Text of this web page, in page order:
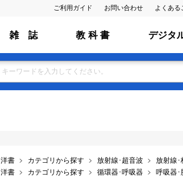
ご利用ガイド お問い合わせ よくある
雑 誌 教 科 書 デジタ
洋書 カテゴリから探す 放射線･超音波
放射線･
洋書 カテゴリから探す 循環器･呼吸器 呼吸器･